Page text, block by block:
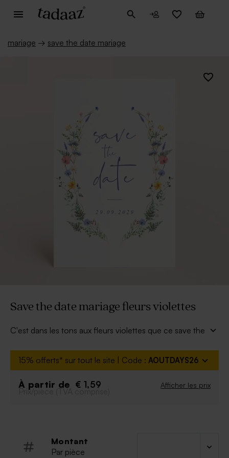
mariage → save the date mariage
Save the date mariage fleurs violettes
C'est dans les tons aux fleurs violettes que ce save the
de ce jour suivront sur votre faire-part.
À personnaliser :
Texte
15% offerts* sur tout le site | Code : AOUTDAYS26
À partir de € 1,59 Afficher les prix
Prix/pièce (TVA comprise)
Montant
Par pièce